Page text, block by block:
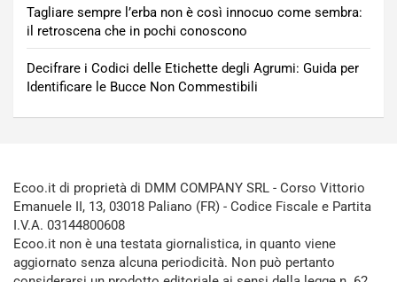
Tagliare sempre l’erba non è così innocuo come sembra:
il retroscena che in pochi conoscono
Decifrare i Codici delle Etichette degli Agrumi: Guida per
Identificare le Bucce Non Commestibili
Ecoo.it di proprietà di DMM COMPANY SRL - Corso Vittorio
Emanuele II, 13, 03018 Paliano (FR) - Codice Fiscale e Partita
I.V.A. 03144800608
Ecoo.it non è una testata giornalistica, in quanto viene
aggiornato senza alcuna periodicità. Non può pertanto